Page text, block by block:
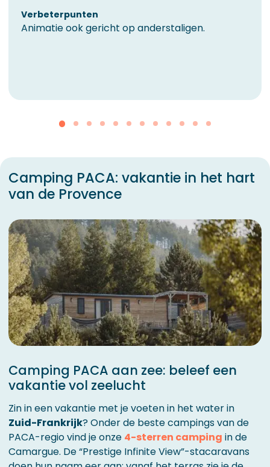
Verbeterpunten
Animatie ook gericht op anderstaligen.
Camping PACA: vakantie in het hart
van de Provence
Camping PACA aan zee: beleef een
vakantie vol zeelucht
Zin in een vakantie met je voeten in het water in
Zuid-Frankrijk? Onder de beste campings van de
PACA-regio vind je onze 4-sterren camping in de
Camargue. De “Prestige Infinite View”-stacaravans